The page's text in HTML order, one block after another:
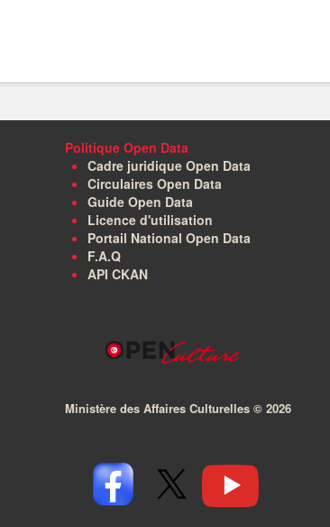
Politique Open Data
Cadre juridique Open Data
Circulaires Open Data
Guide Open Data
Licence d'utilisation
Portail National Open Data
F.A.Q
API CKAN
Ministère des Affaires Culturelles © 2026